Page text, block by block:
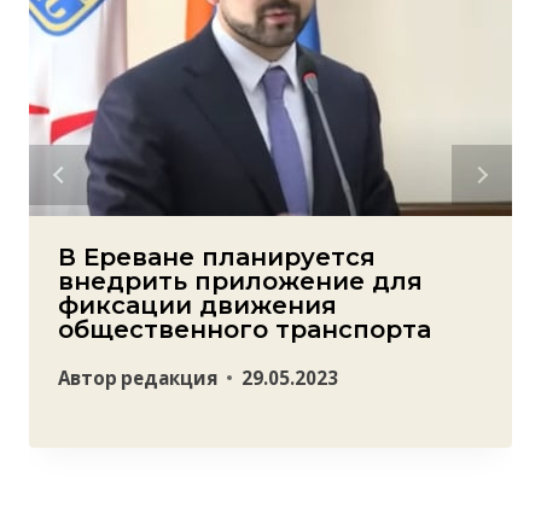
В Ереване планируется
внедрить приложение для
фиксации движения
общественного транспорта
Автор редакция 29.05.2023